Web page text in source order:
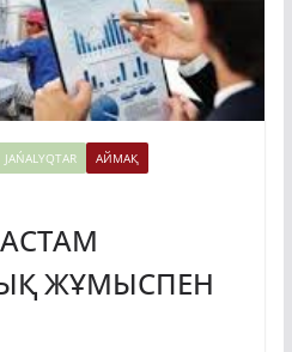
JAŃALYQTAR
АЙМАҚ
ЖҰМЫСПЕН